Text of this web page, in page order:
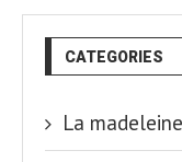
CATEGORIES
La